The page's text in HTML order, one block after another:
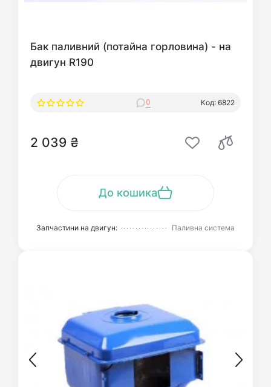
Бак паливний (потайна горловина) - на
двигун R190
0 Код: 6822
2 039 ₴
До кошика
Запчастини на двигун: Паливна система